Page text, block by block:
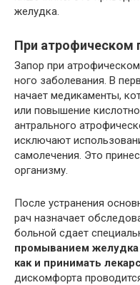
желудка.
При атрофическом
Запор при атрофическом
ного заболевания. В
начает медикаменты,
или повышение
антрального
исключают
самолечения. Это
организму.
После устранения
рач назначает
больной сдает
промыванием желудка
как и принимать
дискомфорта